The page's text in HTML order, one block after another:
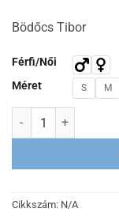
Bödőcs Tibor
Férfi/Női
Méret
S M
PUNK + Utazás a
Cikkszám: N/A